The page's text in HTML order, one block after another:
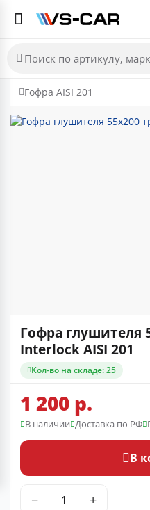
Гофра AISI 201
Гофра глушителя
Interlock AISI 201
Кол-во на складе: 25
1 200 р.
В наличии Доставка по РФ
В
− +